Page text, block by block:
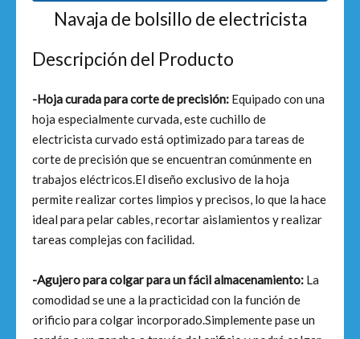
Navaja de bolsillo de electricista
Descripción del Producto
-Hoja curada para corte de precisión: Equipado con una
hoja especialmente curvada, este cuchillo de
electricista curvado está optimizado para tareas de
corte de precisión que se encuentran comúnmente en
trabajos eléctricos.El diseño exclusivo de la hoja
permite realizar cortes limpios y precisos, lo que la hace
ideal para pelar cables, recortar aislamientos y realizar
tareas complejas con facilidad.
-Agujero para colgar para un fácil almacenamiento: La
comodidad se une a la practicidad con la función de
orificio para colgar incorporado.Simplemente pase un